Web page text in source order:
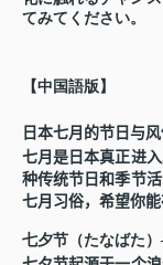
てみてください。
【中国語版】
日本七月的节 日与风
七月是日本真正进
种传统节 日和季节活
七月 习俗，希望你能
七夕节 （たなばた）